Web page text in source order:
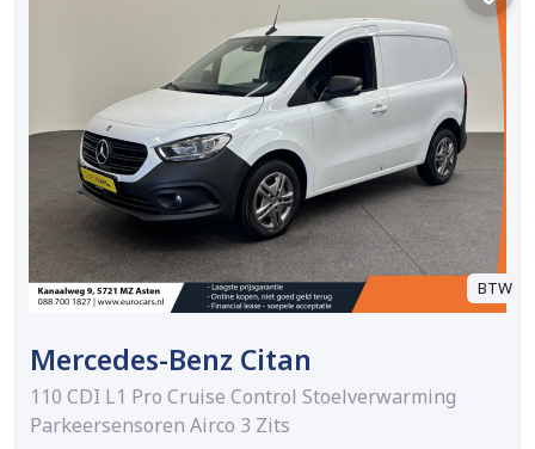
BTW
Mercedes-Benz Citan
110 CDI L1 Pro Cruise Control Stoelverwarming
Parkeersensoren Airco 3 Zits